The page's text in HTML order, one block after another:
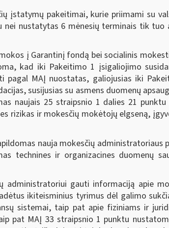
pakeitimai, kurie priimami su
nustatytas 6 mėnesių terminais tik tuo
į Garantinį fondą bei socialinis
kad iki Pakeitimo 1 įsigaliojimo
MAĮ nuostatas, galiojusias iki
susijusias su asmens duomenų
naujais 25 straipsnio 1 dalies 21 punktu
rizikas ir mokesčių mokėtojų elgseną,
nauja mokesčių administratoriaus
technines ir organizacines duomenų
gauti informaciją apie
ikiteisminius tyrimus dėl galimo
sistemai, taip pat apie fiziniams ir
pat MAĮ 33 straipsnio 1 punktu